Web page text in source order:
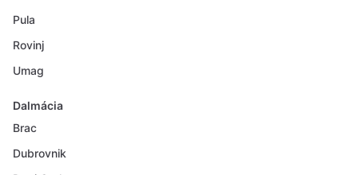
Pula
Rovinj
Umag
Dalmácia
Brac
Dubrovnik